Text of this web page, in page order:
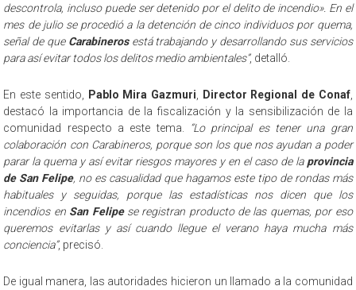
descontrola, incluso puede ser detenido por el delito de incendio». En el
mes de julio se procedió a la detención de cinco individuos por quema,
señal de que Carabinerosestá trabajando y desarrollando sus servicios
para así evitar todos los delitos medio ambientales”, detalló.
En este sentido, Pablo Mira Gazmuri Director Regional de Conaf,
destacó la importancia de la fiscalización y la sensibilización de la
comunidad respecto a este tema.
“Lo principal es tener una gran
colaboración con Carabineros, porque son los que nos ayudan a poder
parar la quema y así evitar riesgos mayores y en el caso de la provincia
de San Felipe, no es casualidad que hagamos este tipo de rondas más
habituales y seguidas, porque las estadísticas nos dicen que los
incendios en San Felipese registran producto de las quemas, por eso
queremos evitarlas y así cuando llegue el verano haya mucha más
conciencia”, precisó.
De igual manera, las autoridades hicieron un llamado a la comunidad